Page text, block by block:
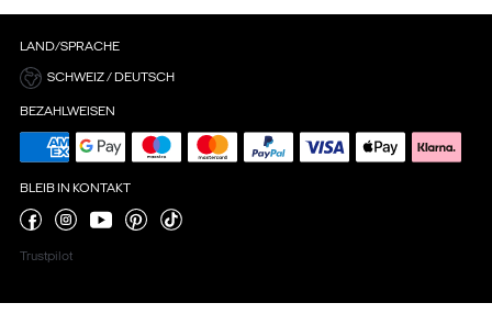
LAND/SPRACHE
SCHWEIZ / DEUTSCH
BEZAHLWEISEN
BLEIB IN KONTAKT
Trustpilot